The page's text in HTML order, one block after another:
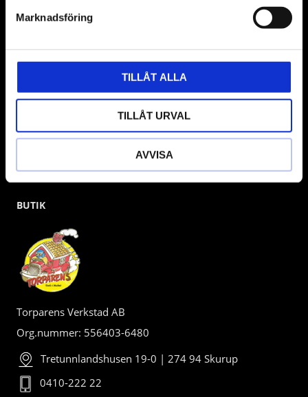
Marknadsföring
TILLÅT ALLA
TILLÅT URVAL
AVVISA
& däckmaskiner och Master luftmaskiner. Kontakta oss
gärna om vad som helst då vi gör vårt yttersta för att hjälpa
kunden.
BUTIK
Torparens Verkstad AB
Org.nummer: 556403-6480
Tretunnlandshusen 19-0 | 274 94 Skurup
0410-222 22